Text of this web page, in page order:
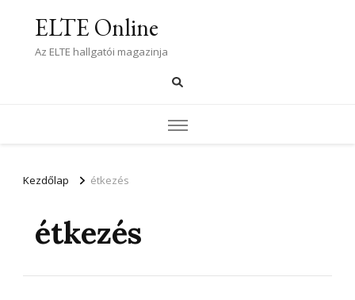
ELTE Online
Az ELTE hallgatói magazinja
Kezdőlap étkezés
étkezés